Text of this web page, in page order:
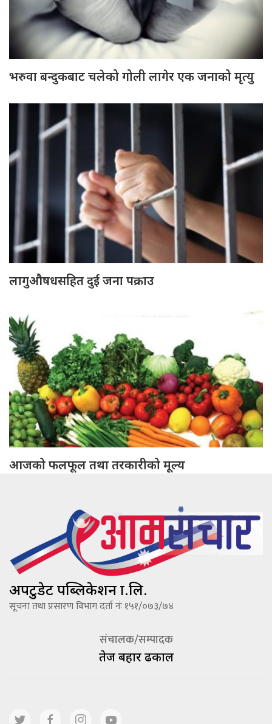
भरुवा बन्दुकबाट चलेको गोली लागेर एक जनाको मृत्यु
लागुऔषधसहित दुई जना पक्राउ
आजको फलफूल तथा तरकारीको मूल्य
अपटुडेट पब्लिकेशन प्रा.लि.
सूचना तथा प्रसारण विभाग दर्ता नंः १५१/०७३/७४
संचालक/सम्पादक
तेज बहादूर ढकाल